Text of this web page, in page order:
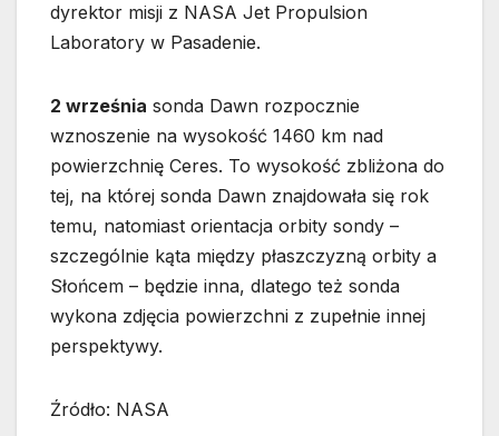
dyrektor misji z NASA Jet Propulsion
Laboratory w Pasadenie.
2 września sonda Dawn rozpocznie
wznoszenie na wysokość 1460 km nad
powierzchnię Ceres. To wysokość zbliżona do
tej, na której sonda Dawn znajdowała się rok
temu, natomiast orientacja orbity sondy –
szczególnie kąta między płaszczyzną orbity a
Słońcem – będzie inna, dlatego też sonda
wykona zdjęcia powierzchni z zupełnie innej
perspektywy.
Źródło: NASA